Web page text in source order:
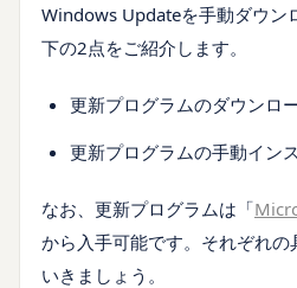
Windows Updateを手動ダウン
下の2点をご紹介します。
更新プログラムのダウンロ
更新プログラムの手動イン
なお、更新プログラムは「
から入手可能です。それぞれの
いきましょう。